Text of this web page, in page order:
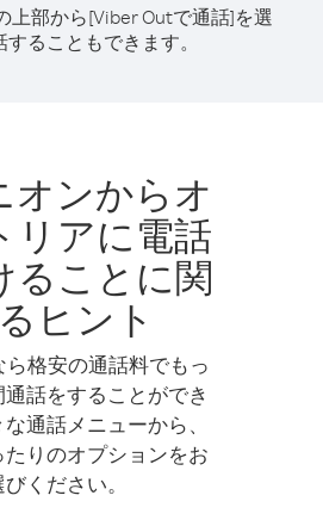
上部から[Viber Outで通話]を選
ることもできます。
オンからオ
リアに電話
ることに関
ヒント
ら格安の通話料でもっ
通話をすることができ
通話メニューから、
たりのオプションをお
ください。